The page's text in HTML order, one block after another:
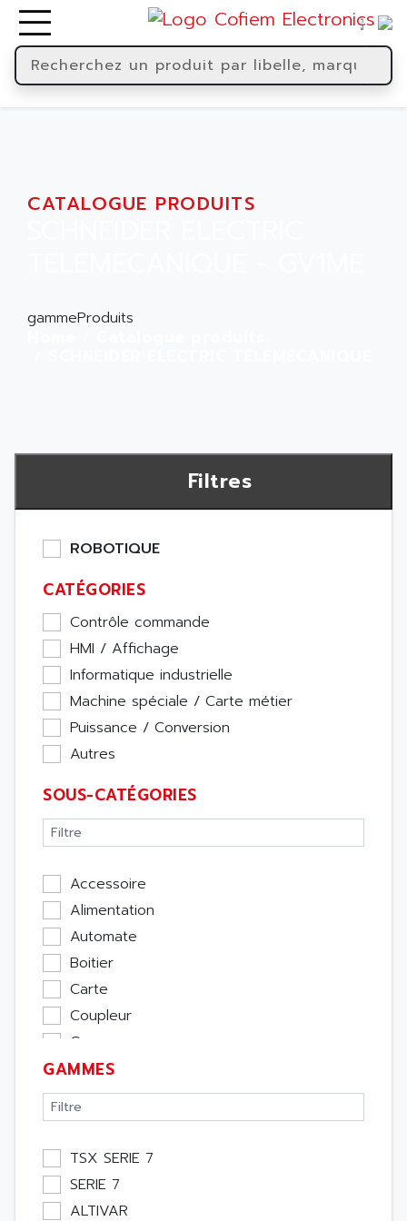
CATALOGUE PRODUITS
gammeProduits
Filtres
ROBOTIQUE
CATÉGORIES
Contrôle commande
HMI / Affichage
Informatique industrielle
Machine spéciale / Carte métier
Puissance / Conversion
Autres
SOUS-CATÉGORIES
Accessoire
Alimentation
Automate
Boitier
Carte
Coupleur
Cpu
Ecran
Entrée / Sortie
Memoire
Module Métier
Moteur
Pupitre Opérateur
GAMMES
TSX SERIE 7
SERIE 7
ALTIVAR